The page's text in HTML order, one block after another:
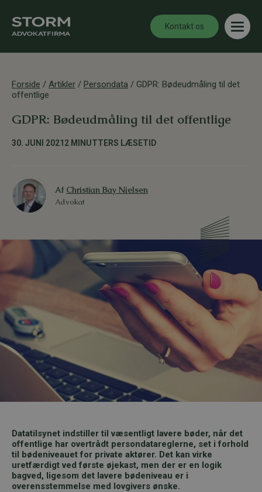
Kontakt os
Forside / Artikler / Persondata / GDPR: Bødeudmåling til det
offentlige
GDPR: Bødeudmåling til det offentlige
30. JUNI 2021 2 MINUTTERS LÆSETID
Af Christian Bay Nielsen
Advokat
Datatilsynet indstiller til væsentligt lavere bøder, når det
offentlige har overtrådt persondatareglerne, set i forhold
til bødeniveauet for private aktører. Det kan virke
uretfærdigt ved første øjekast, men der er en logik
bagved, ligesom det lavere bødeniveau er i
overensstemmelse med lovgivers ønske.